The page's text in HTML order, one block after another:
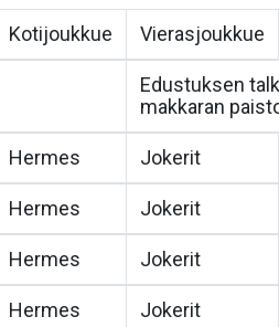
Kotijoukkue Vierasjoukkue
Edustuksen
makkaran
Hermes Jokerit
Hermes Jokerit
Hermes Jokerit
Hermes Jokerit